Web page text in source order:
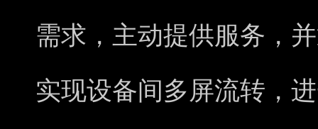
需求，主动提供服务，
实现设备间多屏流转，